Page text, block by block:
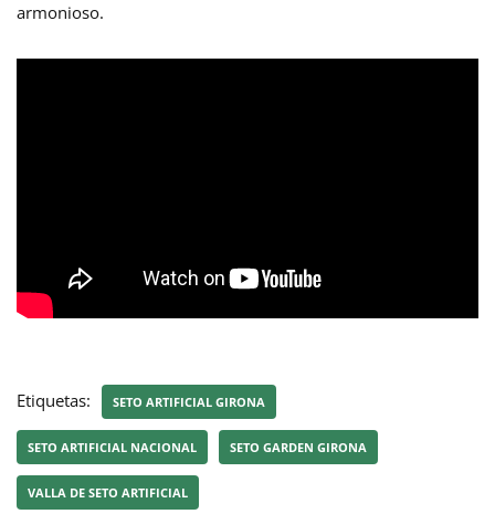
armonioso.
Etiquetas: SETO ARTIFICIAL GIRONA
SETO ARTIFICIAL NACIONAL SETO GARDEN GIRONA
VALLA DE SETO ARTIFICIAL